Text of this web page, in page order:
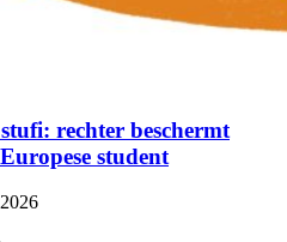
rechter beschermt
student